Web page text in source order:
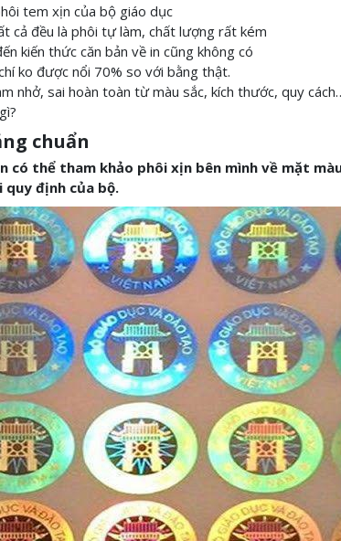
tem xịn của bộ giáo dục
cả đều là phôi tự làm, chất lượng rất kém
kiến thức căn bản về in cũng không có
ko được nổi 70% so với bằng thật.
nhở, sai hoàn toàn từ màu sắc, kích thước, quy
chuẩn
có thể tham khảo phôi xịn bên mình về mặt
quy định của bộ.